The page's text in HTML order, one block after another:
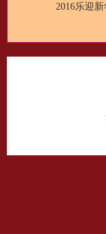
2016乐迎